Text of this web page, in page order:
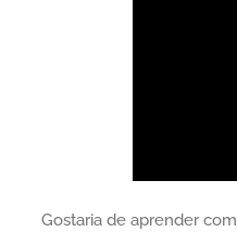
Gostaria de aprender